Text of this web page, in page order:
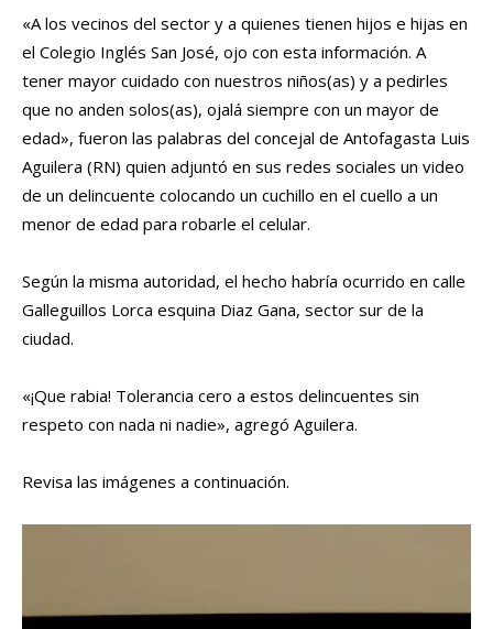
«A los vecinos del sector y a quienes tienen hijos e hijas en
el Colegio Inglés San José, ojo con esta información. A
tener mayor cuidado con nuestros niños(as) y a pedirles
que no anden solos(as), ojalá siempre con un mayor de
edad», fueron las palabras del concejal de Antofagasta Luis
Aguilera (RN) quien adjuntó en sus redes sociales un video
de un delincuente colocando un cuchillo en el cuello a un
menor de edad para robarle el celular.
Según la misma autoridad, el hecho habría ocurrido en calle
Galleguillos Lorca esquina Diaz Gana, sector sur de la
ciudad.
«¡Que rabia! Tolerancia cero a estos delincuentes sin
respeto con nada ni nadie», agregó Aguilera.
Revisa las imágenes a continuación.
r